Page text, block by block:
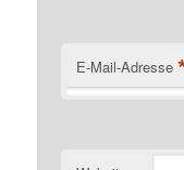
E-Mail-Adresse